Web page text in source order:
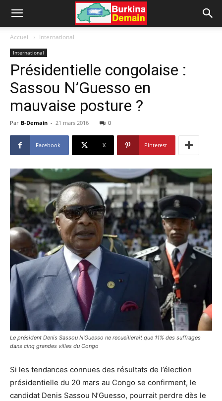
Accueil International
International
Présidentielle congolaise :
Sassou N’Guesso en
mauvaise posture ?
Par B-Demain - 21 mars 2016 0
Facebook X Pinterest
Le président Denis Sassou N'Guesso ne recueillerait que 11% des suffrages
dans cinq grandes villes du Congo
Si les tendances connues des résultats de l’élection
présidentielle du 20 mars au Congo se confirment, le
candidat Denis Sassou N’Guesso, pourrait perdre dès le